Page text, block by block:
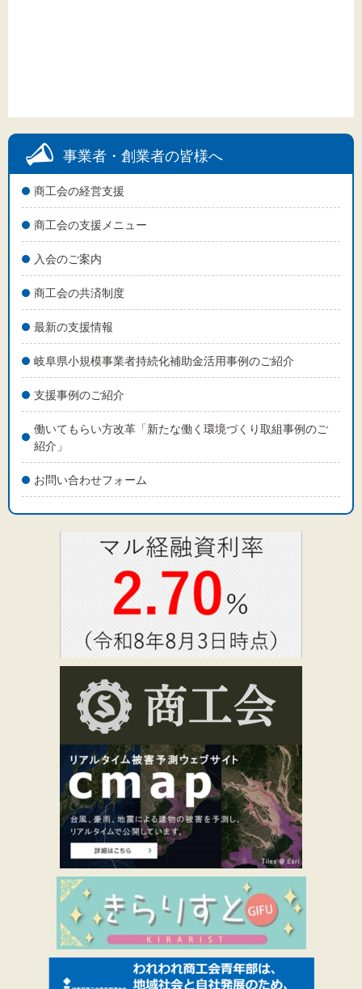
事業者・創業者の皆様へ
商工会の経営支援
商工会の支援メニュー
入会のご案内
商工会の共済制度
最新の支援情報
岐阜県小規模事業者持続化補助金活用事例のご紹介
支援事例のご紹介
働いてもらい方改革「新たな働く環境づくり取組事例のご
紹介」
お問い合わせフォーム